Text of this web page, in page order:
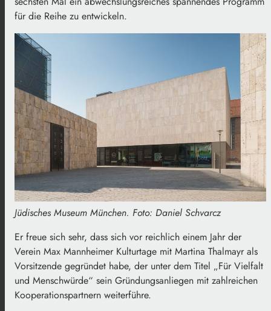
für die Reihe zu entwickeln.
Jüdisches Museum München. Foto: Daniel Schvarcz
Er freue sich sehr, dass sich vor reichlich einem Jahr der
Verein Max Mannheimer Kulturtage mit Martina Thalmayr als
Vorsitzende gegründet habe, der unter dem Titel „Für Vielfalt
und Menschwürde“ sein Gründungsanliegen mit zahlreichen
Kooperationspartnern weiterführe.